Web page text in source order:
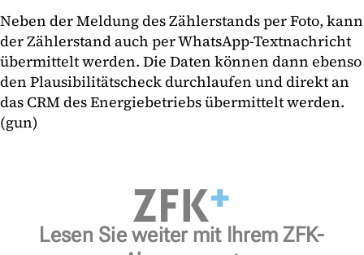
Neben der Meldung des Zählerstands per Foto, kann
der Zählerstand auch per WhatsApp-Textnachricht
übermittelt werden. Die Daten können dann ebenso
den Plausibilitätscheck durchlaufen und direkt an
das CRM des Energiebetriebs übermittelt werden.
(gun)
Lesen Sie weiter mit Ihrem ZFK-